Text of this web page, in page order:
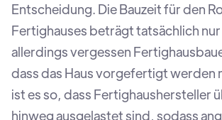
Entscheidung. Die Bauzeit für den
Fertighauses beträgt tatsächlich nur
allerdings vergessen
dass das Haus vorgefertigt werden
ist es so, dass Fertighaushersteller
hinweg ausgelastet sind, sodass